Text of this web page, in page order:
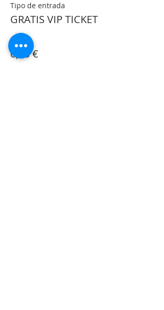
Tipo de entrada
GRATIS VIP TICKET
Precio
0,00 €